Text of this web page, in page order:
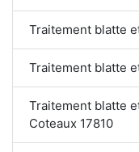
Traitement blatte
Traitement blatte
Traitement blatte
Coteaux 17810